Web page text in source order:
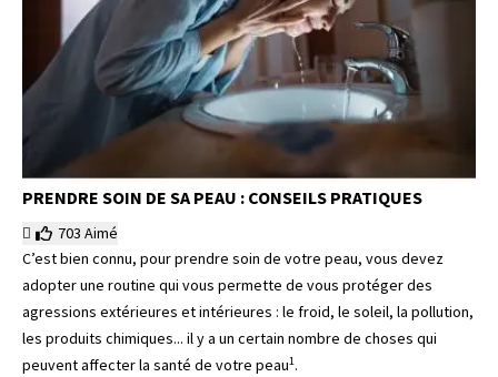
PRENDRE SOIN DE SA PEAU : CONSEILS PRATIQUES
703 Aimé
C’est bien connu, pour prendre soin de votre peau, vous devez
adopter une routine qui vous permette de vous protéger des
agressions extérieures et intérieures : le froid, le soleil, la pollution,
les produits chimiques... il y a un certain nombre de choses qui
peuvent affecter la santé de votre peau1.